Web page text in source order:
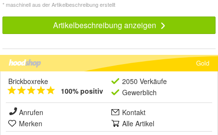
* maschinell aus der Artikelbeschreibung erstellt
Artikelbeschreibung anzeigen
Gold
Brickboxreke
100% positiv
2050 Verkäufe
Gewerblich
Anrufen
Kontakt
Merken
Alle Artikel